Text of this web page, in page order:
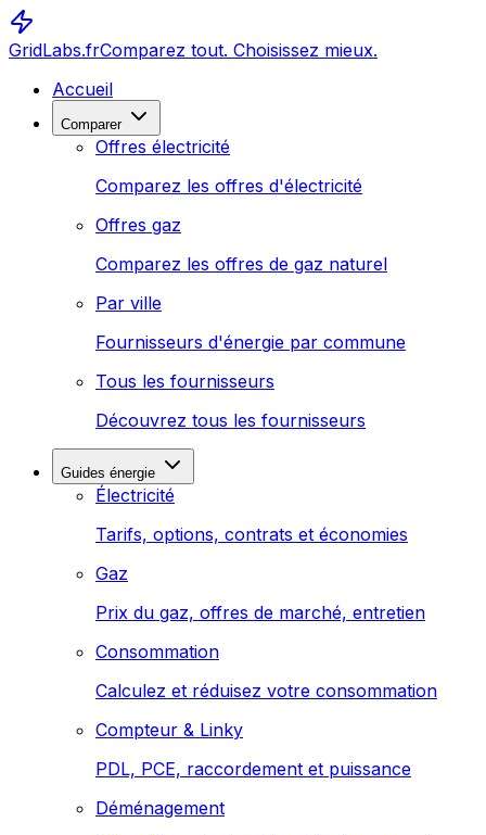
GridLabs.frComparez tout. Choisissez mieux.
Accueil
Comparer
Offres électricité
Comparez les offres d'électricité
Offres gaz
Comparez les offres de gaz naturel
Par ville
Fournisseurs d'énergie par commune
Tous les fournisseurs
Découvrez tous les fournisseurs
Guides énergie
Électricité
Tarifs, options, contrats et économies
Gaz
Prix du gaz, offres de marché, entretien
Consommation
Calculez et réduisez votre consommation
Compteur & Linky
PDL, PCE, raccordement et puissance
Déménagement